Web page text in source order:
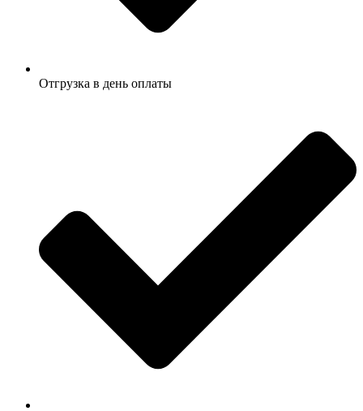
Отгрузка в день оплаты